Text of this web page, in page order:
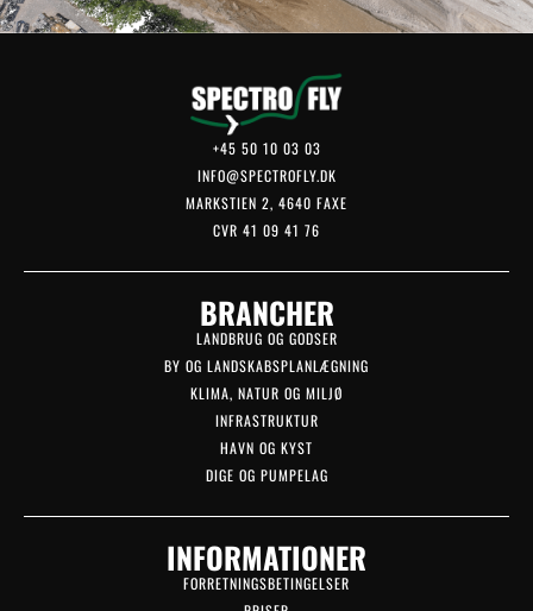
+45 50 10 03 03
INFO@SPECTROFLY.DK
MARKSTIEN 2, 4640 FAXE
CVR 41 09 41 76
BRANCHER
LANDBRUG OG GODSER
BY OG LANDSKABSPLANLÆGNING
KLIMA, NATUR OG MILJØ
INFRASTRUKTUR
HAVN OG KYST
DIGE OG PUMPELAG
INFORMATIONER
FORRETNINGSBETINGELSER